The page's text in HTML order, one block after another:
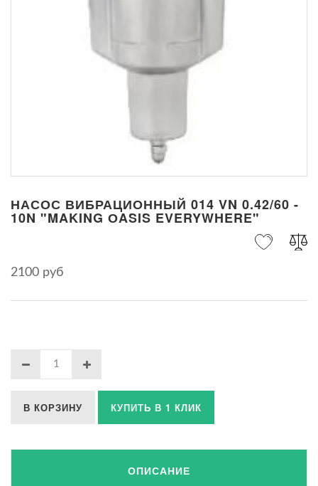
НАСОС ВИБРАЦИОННЫЙ 014 VN 0.42/60 -
10N "MAKING ОASIS EVERYWHERE"
2100 руб
В КОРЗИНУ КУПИТЬ В 1 КЛИК
ОПИСАНИЕ